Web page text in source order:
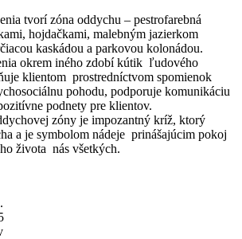
tvorí zóna oddychu – pestrofarebná
hojdačkami, malebným jazierkom
kaskádou a parkovou kolonádou.
okrem iného zdobí kútik ľudového
klientom prostredníctvom spomienok
pohodu, podporuje komunikáciu
podnety pre klientov.
zóny je impozantný kríž, ktorý
a je symbolom nádeje prinášajúcim pokoj
života nás všetkých.